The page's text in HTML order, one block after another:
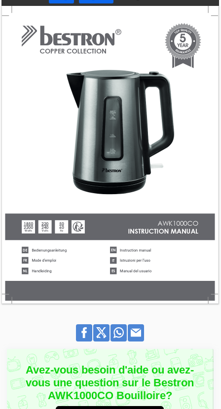
Avez-vous besoin d'aide ou avez-
vous une question sur le Bestron
AWK1000CO Bouilloire?